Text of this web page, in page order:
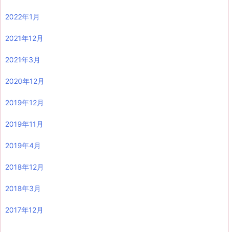
2022年1月
2021年12月
2021年3月
2020年12月
2019年12月
2019年11月
2019年4月
2018年12月
2018年3月
2017年12月